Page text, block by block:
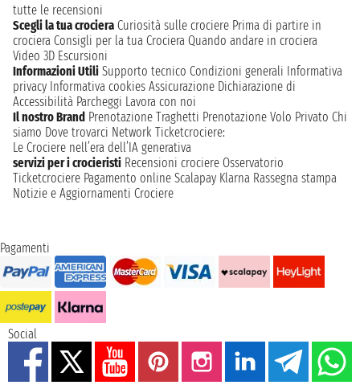
tutte le recensioni
Scegli la tua crociera Curiosità sulle crociere Prima di partire in
crociera Consigli per la tua Crociera Quando andare in crociera
Video 3D Escursioni
Informazioni Utili Supporto tecnico Condizioni generali Informativa
privacy Informativa cookies Assicurazione Dichiarazione di
Accessibilità Parcheggi Lavora con noi
Il nostro Brand Prenotazione Traghetti Prenotazione Volo Privato Chi
siamo Dove trovarci Network Ticketcrociere:
Le Crociere nell’era dell’IA generativa
servizi per i crocieristi Recensioni crociere Osservatorio
Ticketcrociere Pagamento online Scalapay Klarna Rassegna stampa
Notizie e Aggiornamenti Crociere
Pagamenti
Social